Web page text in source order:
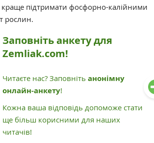
краще підтримати фосфорно-калійними
рослин.
Заповніть анкету для
Zemliak.com!
Читаєте нас? Заповнітьанонімну
онлайн-анкету!
Кожна ваша відповідь допоможе стати
ще більш корисними для наших
читачів!